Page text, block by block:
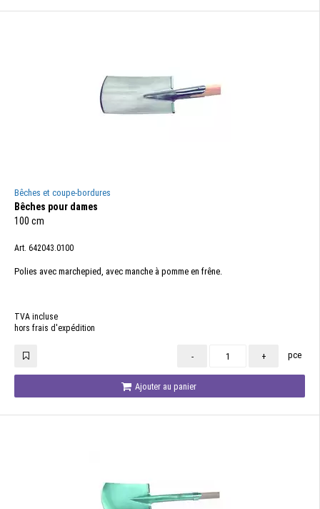
Bêches et coupe-bordures
Bêches pour dames
100 cm
Art. 642043.0100
Polies avec marchepied, avec manche à pomme en frêne.
TVA incluse
hors frais d'expédition
- + pce
Ajouter au panier